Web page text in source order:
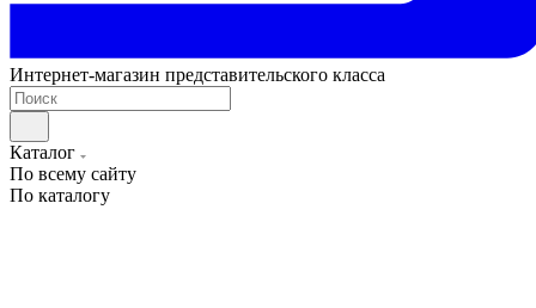
Интернет-магазин представительского класса
Каталог
По всему сайту
По каталогу